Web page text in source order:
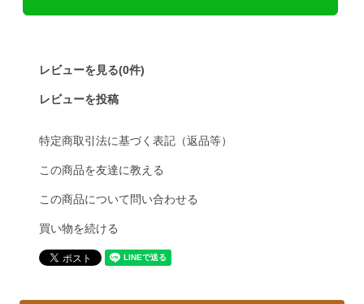
レビューを見る(0件)
レビューを投稿
特定商取引法に基づく表記（返品等）
この商品を友達に教える
この商品について問い合わせる
買い物を続ける